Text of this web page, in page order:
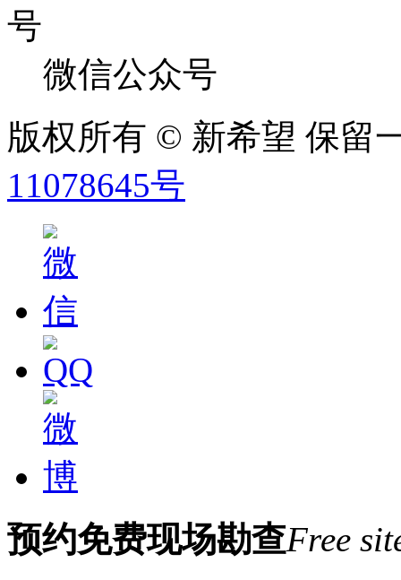
微信公众号
版权所有 © 新希望 保留
11078645号
预约免费现场勘查Free